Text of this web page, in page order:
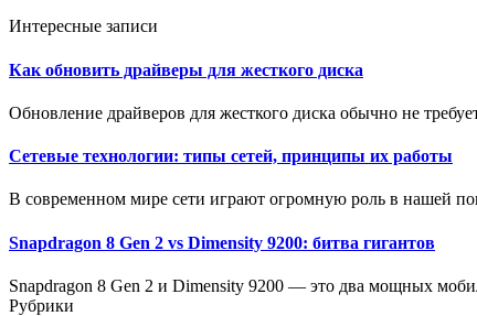
Интересные записи
Как обновить драйверы для жесткого диска
Обновление драйверов для жесткого диска обычно не
Сетевые технологии: типы сетей, принципы их работы
В современном мире сети играют огромную роль в нашей
Snapdragon 8 Gen 2 vs Dimensity 9200: битва гигантов
Snapdragon 8 Gen 2 и Dimensity 9200 — это два мощных
Рубрики